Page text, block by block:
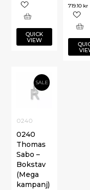
QUICK
VIEW
719.10 kr
SALE
0240
0240
Thomas
Sabo –
Bokstav
(Mega
kampanj)